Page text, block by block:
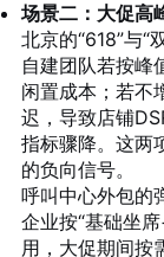
场景二：大促高
北京的“618”与“
自建团队若按峰
闲置成本；若不
迟，导致店铺
指标骤降。这两
的负向信号。
呼叫中心外包的
企业按“基础坐
用，大促期间按